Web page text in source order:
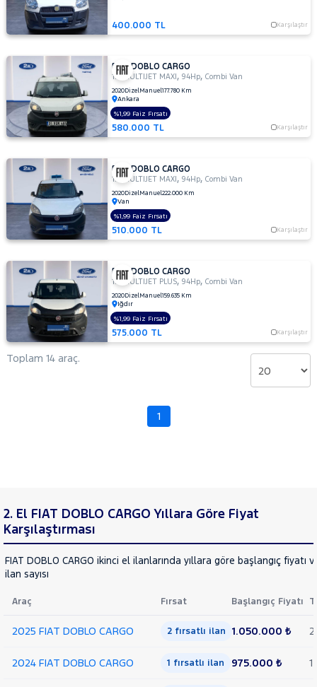
SEAT
SKODA
SUBARU
TESLA
TOGG
TOYOTA
VOLKSWAGEN
VOLVO
400.000 TL Karşılaştır
FIAT DOBLO CARGO
1.3 MULTIJET MAXI ,94Hp,Combi Van
2020DizelManuel177.780 Km
Ankara
580.000 TL Karşılaştır
%1,99 Faiz Fırsatı
FIAT DOBLO CARGO
1.3 MULTIJET MAXI ,94Hp,Combi Van
2020DizelManuel222.000 Km
Van
510.000 TL Karşılaştır
%1,99 Faiz Fırsatı
FIAT DOBLO CARGO
1.3 MULTIJET PLUS,94Hp,Combi Van
2020DizelManuel159.635 Km
Iğdır
575.000 TL Karşılaştır
%1,99 Faiz Fırsatı
Toplam 14 araç.
1
2. El FIAT DOBLO CARGO Yıllara Göre Fiyat
Karşılaştırması
FIAT DOBLO CARGO ikinci el ilanlarında yıllara göre başlangıç fiyatı
ilan sayısı
Araç Fırsat Başlangıç Fiyatı
2025 FIAT DOBLO CARGO 2 fırsatlı ilan 1.050.000 ₺ 2
2024 FIAT DOBLO CARGO 1 fırsatlı ilan 975.000 ₺ 1